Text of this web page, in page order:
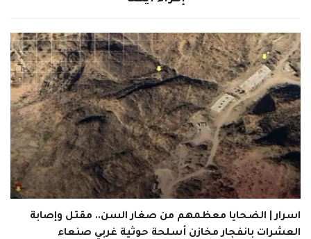
اسرار | الضحايا معظمهم من صغار السن.. مقتل وإصابة
العشرات بانفجار مخازن أسلحة حوثية غربي صنعاء